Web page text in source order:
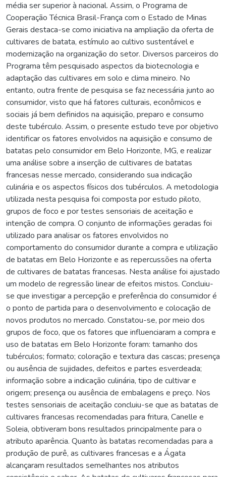
média ser superior à nacional. Assim, o Programa de
Cooperação Técnica Brasil-França com o Estado de Minas
Gerais destaca-se como iniciativa na ampliação da oferta de
cultivares de batata, estímulo ao cultivo sustentável e
modernização na organização do setor. Diversos parceiros do
Programa têm pesquisado aspectos da biotecnologia e
adaptação das cultivares em solo e clima mineiro. No
entanto, outra frente de pesquisa se faz necessária junto ao
consumidor, visto que há fatores culturais, econômicos e
sociais já bem definidos na aquisição, preparo e consumo
deste tubérculo. Assim, o presente estudo teve por objetivo
identificar os fatores envolvidos na aquisição e consumo de
batatas pelo consumidor em Belo Horizonte, MG, e realizar
uma análise sobre a inserção de cultivares de batatas
francesas nesse mercado, considerando sua indicação
culinária e os aspectos físicos dos tubérculos. A metodologia
utilizada nesta pesquisa foi composta por estudo piloto,
grupos de foco e por testes sensoriais de aceitação e
intenção de compra. O conjunto de informações geradas foi
utilizado para analisar os fatores envolvidos no
comportamento do consumidor durante a compra e utilização
de batatas em Belo Horizonte e as repercussões na oferta
de cultivares de batatas francesas. Nesta análise foi ajustado
um modelo de regressão linear de efeitos mistos. Concluiu-
se que investigar a percepção e preferência do consumidor é
o ponto de partida para o desenvolvimento e colocação de
novos produtos no mercado. Constatou-se, por meio dos
grupos de foco, que os fatores que influenciaram a compra e
uso de batatas em Belo Horizonte foram: tamanho dos
tubérculos; formato; coloração e textura das cascas; presença
ou ausência de sujidades, defeitos e partes esverdeada;
informação sobre a indicação culinária, tipo de cultivar e
origem; presença ou ausência de embalagens e preço. Nos
testes sensoriais de aceitação concluiu-se que as batatas de
cultivares francesas recomendadas para fritura, Canelle e
Soleia, obtiveram bons resultados principalmente para o
atributo aparência. Quanto às batatas recomendadas para a
produção de purê, as cultivares francesas e a Ágata
alcançaram resultados semelhantes nos atributos